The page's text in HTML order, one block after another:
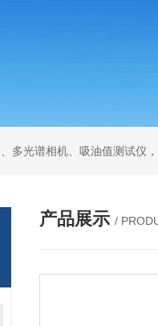
多光谱相机、吸油值测试仪
产品展示 /